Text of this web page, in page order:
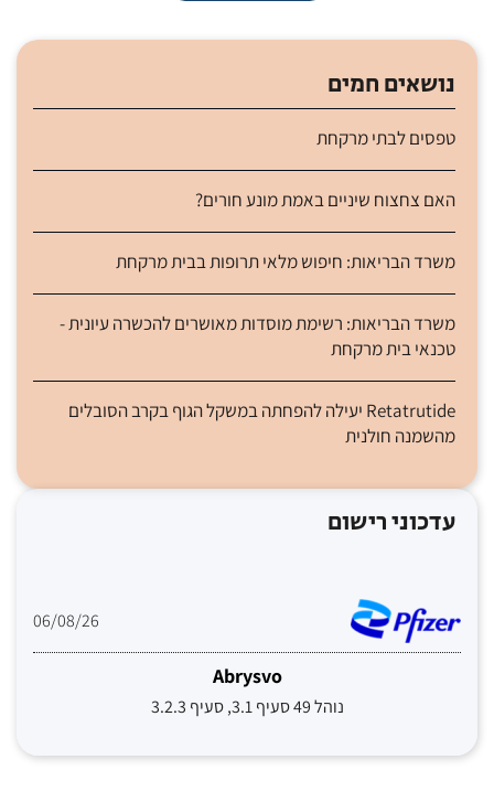
נושאים חמים
טפסים לבתי מרקחת
האם צחצוח שיניים באמת מונע חורים?
משרד הבריאות: חיפוש מלאי תרופות בבית מרקחת
משרד הבריאות: רשימת מוסדות מאושרים להכשרה עיונית -
טכנאי בית מרקחת
Retatrutide יעילה להפחתה במשקל הגוף בקרב הסובלים
מהשמנה חולנית
עדכוני רישום
06/08/26
Abrysvo
נוהל 49 סעיף 3.1, סעיף 3.2.3